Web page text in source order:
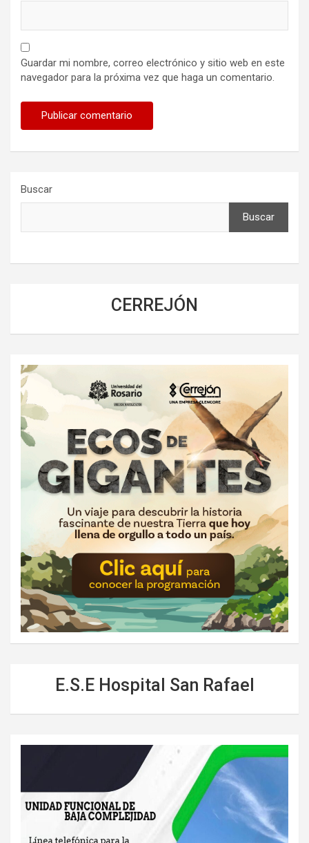
Guardar mi nombre, correo electrónico y sitio web en este
navegador para la próxima vez que haga un comentario.
Buscar
Buscar
CERREJÓN
E.S.E Hospital San Rafael